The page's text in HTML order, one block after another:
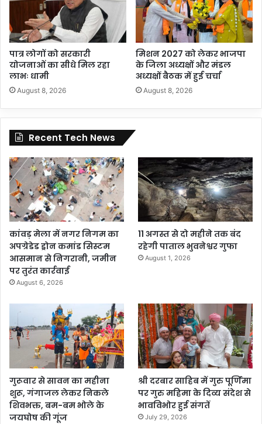
पात्र लोगों को सरकारी
योजनाओं का सीधे मिल रहा
लाभः धामी
August 8, 2026
मिशन 2027 को लेकर भाजपा
के जिला अध्यक्षों और मंडल
अध्यक्षों बैठक में हुई चर्चा
August 8, 2026
Recent Tech News
कांवड़ मेला में नगर निगम का
अपग्रेडेड ड्रोन कमांड सिस्टम
आसमान से निगरानी, जमीन
पर तुरंत कार्रवाई
August 6, 2026
11 अगस्त से दो महीने तक बंद
रहेगी पाताल भुवनेश्वर गुफा
August 1, 2026
गुरूवार से सावन का महीना
शुरू, गंगाजल लेकर निकले
शिवभक्त, बम-बम भोले के
जयघोष की गूंज
श्री दरबार साहिब में गुरु पूर्णिमा
पर गुरु महिमा के दिव्य संदेश से
भावविभोर हुई संगतें
July 29, 2026